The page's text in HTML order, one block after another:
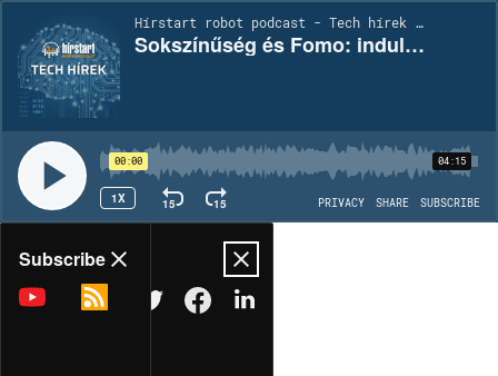
Hírstart robot podcast - Tech hírek | EP1948
Sokszínűség és Fomo: indulnak a ONE új kampányai
00:00 04:15
1X 15 15 PRIVACY SHARE SUBSCRIBE
Share
COPY LINK
Subscribe